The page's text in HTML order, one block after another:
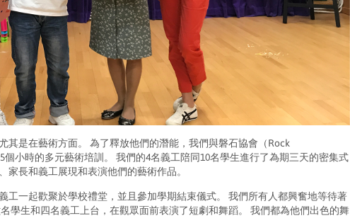
其是在藝術方面。 為了釋放他們的潛能，我們與磐石協會（Rock
小時的多元藝術培訓。 我們的4名義工陪同10名學生進行了為期三天的密集式
長和義工展現和表演他們的藝術作品。
工一起歡聚於學校禮堂，並且參加學期結束儀式。 我們所有人都興奮地等待著
學生和四名義工上台，在觀眾面前表演了短劇和舞蹈。 我們都為他們出色的舞